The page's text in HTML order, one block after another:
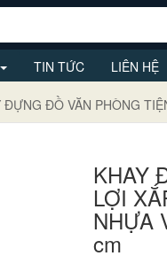
TIN TỨC LIÊN HỆ
ĐỰNG ĐỒ VĂN PHÒNG
KHAY
LỢI
NHỰA
cm